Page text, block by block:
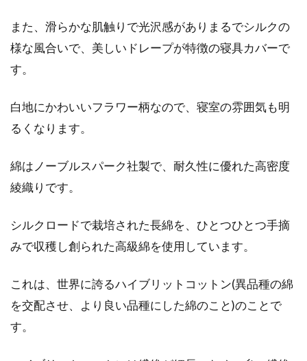
また、滑らかな肌触りで光沢感がありまるでシルクの
様な風合いで、美しいドレープが特徴の寝具カバーで
す。
白地にかわいいフラワー柄なので、寝室の雰囲気も明
るくなります。
綿はノーブルスパーク社製で、耐久性に優れた高密度
綾織りです。
シルクロードで栽培された長綿を、ひとつひとつ手摘
みで収穫し創られた高級綿を使用しています。
これは、世界に誇るハイブリットコットン(異品種の綿
を交配させ、より良い品種にした綿のこと)のことで
す。